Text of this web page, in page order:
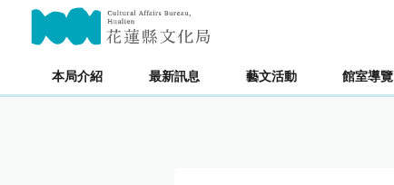
內
本局介紹 最新訊息 藝文活動 館室導覽
主要內容區塊